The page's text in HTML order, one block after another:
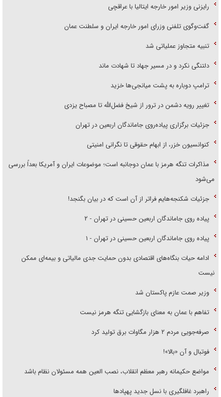
رایزنی وزیر امور خارجه ایتالیا با عراقچی
گفت‌وگوی تلفنی وزرای امور خارجه ایران و سلطنت عمان
تنبیه متجاوز عملیاتی شد
دلتنگی نکرد و در مسیر جهاد تا شهادت ماند
ترامپ دوباره به پشت میانجی‌ها خزید
تغییر رویه دشمن در ترور از شیخ فضل‌الله تا مصباح یزدی
جزئیات برگزاری پیاده‌روی جاماندگان اربعین در تهران
کنوانسیون خزر، از ابهام حقوقی تا نگرانی امنیتی
مذاکرات تنگه هرمز با عمان دوجانبه است؛ موضوعات ایران و آمریکا بعداً بررسی
می‌شود
جزئیات شکنجه‌هایم فراتر از آن است که در بیان بگنجد!
پیاده روی جاماندگان اربعین حسینی در تهران - ۲
پیاده روی جاماندگان اربعین حسینی در تهران - ۱
ادامه حیات بنگاه‌های اقتصادی بدون حمایت جدی مالیاتی و بیمه‌ای ممکن
نیست
وزیر صمت عازم پاکستان شد
تفاهم با عمان به معنای بازگشایی تنگه هرمز نیست
صرفه‌جویی مردم ۲ هزار مگاوات برق تولید کرد
فوتبال و آن «بالا»!
مواضع حکیمانه رهبر معظم انقلاب، نصب العین همه مسئولان نظام باشد
راهبرد غافلگیری با نسل جدید پهپاد‌ها